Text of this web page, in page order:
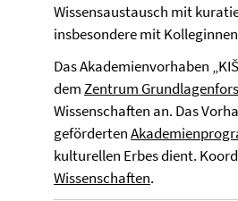
Wissensaustausch mit
insbesondere mit
Das Akademienvorhaben
demZentrum
Wissenschaften an. Das
geförderten
kulturellen Erbes dient.
Wissenschaften.